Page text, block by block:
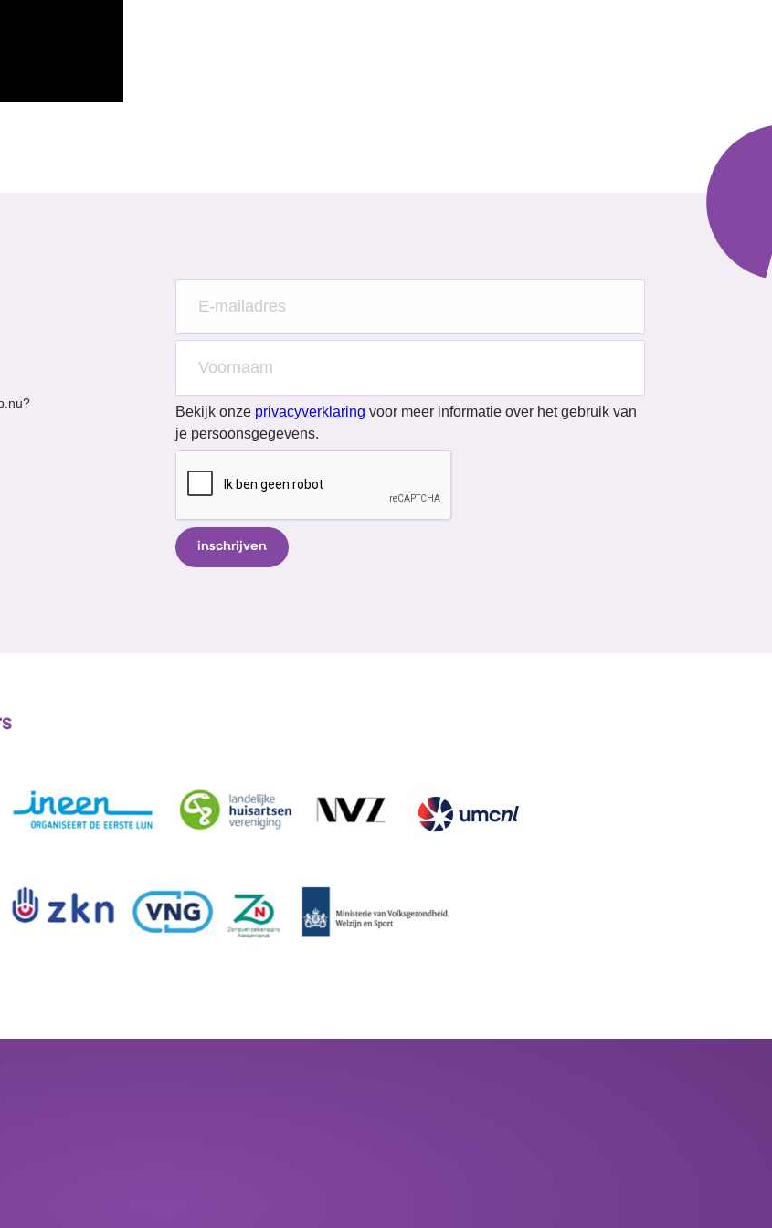
Bekijk onze privacyverklaring voor meer informatie over het gebruik van
je persoonsgegevens.